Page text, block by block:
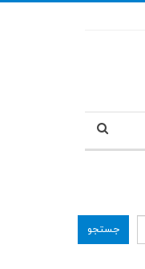
جستجو